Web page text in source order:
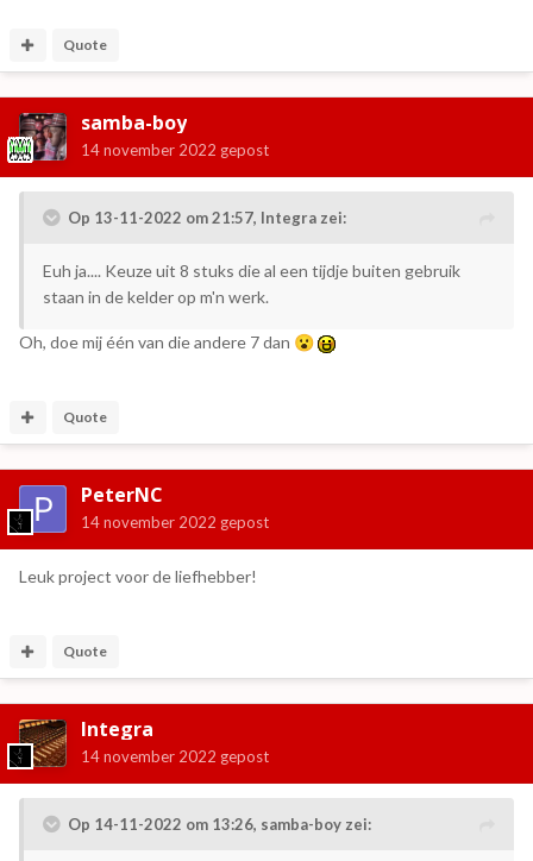
Quote
samba-boy
14 november 2022 gepost
Op 13-11-2022 om 21:57, Integra zei:
Euh ja.... Keuze uit 8 stuks die al een tijdje buiten gebruik
staan in de kelder op m'n werk.
Oh, doe mij één van die andere 7 dan 😮
Quote
PeterNC
14 november 2022 gepost
Leuk project voor de liefhebber!
Quote
Integra
14 november 2022 gepost
Op 14-11-2022 om 13:26, samba-boy zei: